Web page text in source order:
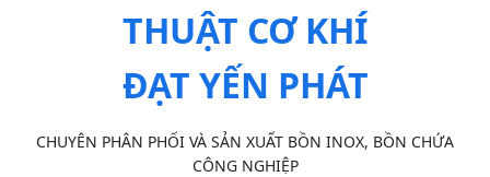
THUẬT CƠ KHÍ
ĐẠT YẾN PHÁT
CHUYÊN PHÂN PHỐI VÀ SẢN XUẤT BỒN INOX, BỒN CHỨA
CÔNG NGHIỆP